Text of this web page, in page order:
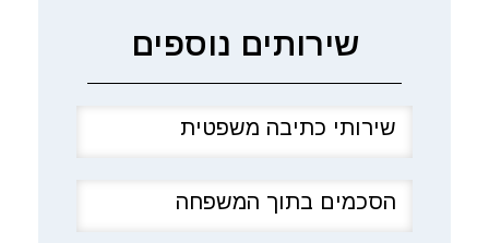
שירותים נוספים
שירותי כתיבה משפטית
הסכמים בתוך המשפחה